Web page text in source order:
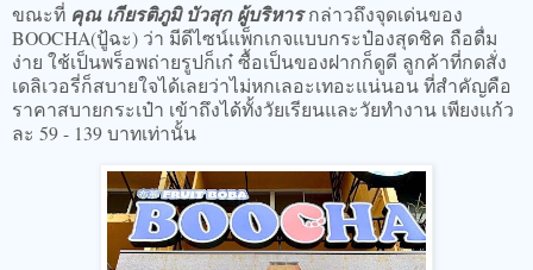
ขณะที่ คุณ เกียรติภูมิ บัวสุก ผู้บริหารกล่าวถึงจุดเด่นของ
BOOCHA(ปู้ฉะ) ว่า มีดีไซน์แพ็กเกจแบบกระป๋องสุดชิค ถือดื่ม
ง่าย ใช้เป็นพร็อพถ่ายรูปก็เก๋ ซื้อเป็นของฝากก็ดูดี ลูกค้าที่กดสั่ง
เดลิเวอรี่ก็สบายใจได้เลยว่าไม่หกเลอะเทอะแน่นอน ที่สำคัญคือ
ราคาสบายกระเป๋า เข้าถึงได้ทั้งวัยเรียนและวัยทำงาน เพียงแก้ว
ละ 59 - 139 บาทเท่านั้น